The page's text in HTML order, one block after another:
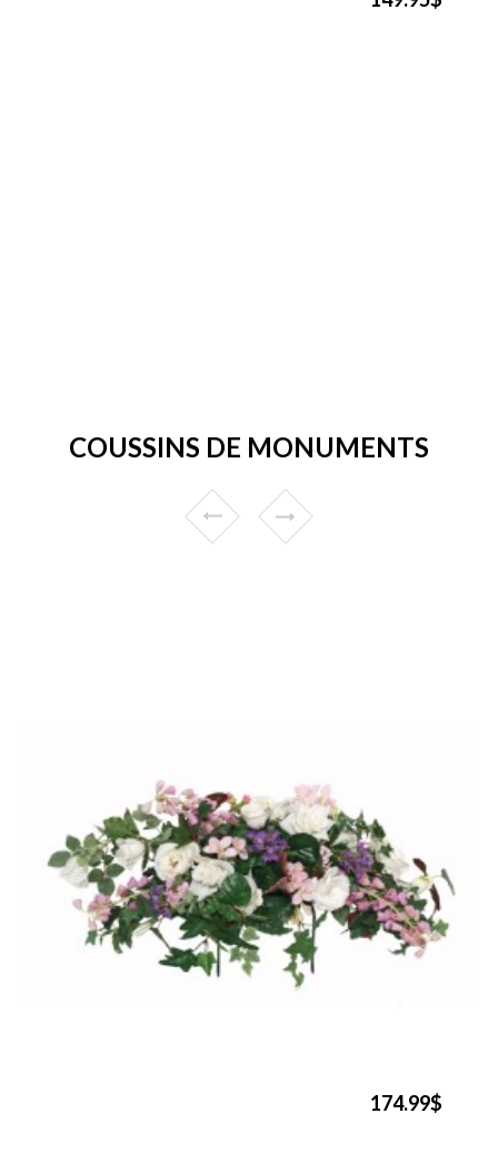
COUSSINS DE MONUMENTS
174.99$